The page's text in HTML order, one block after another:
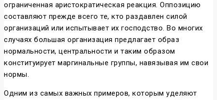
ограниченная аристократическая реакция. Оппозицию
составляют прежде всего те, кто раздавлен силой
организаций или испытывает их господство. Во многих
случаях большая организация предлагает образ
нормальности, центральности и таким образом
конституирует маргинальные группы, навязывая им свои
нормы.
Одним из самых важных примеров, которым уделяют